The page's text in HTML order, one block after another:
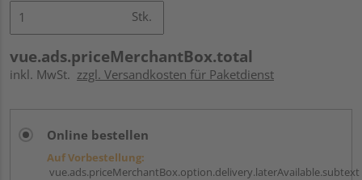
Stk.
vue.ads.priceMerchantBox.total
inkl. MwSt. zzgl. Versandkosten für Paketdienst
Online bestellen
Auf Vorbestellung:
vue.ads.priceMerchantBox.option.delivery.laterAvailable.subtext